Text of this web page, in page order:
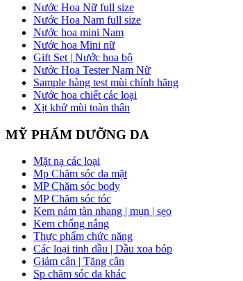
Nước Hoa Nữ full size
Nước Hoa Nam full size
Nước hoa mini Nam
Nước hoa Mini nữ
Gift Set | Nước hoa bộ
Nước Hoa Tester Nam Nữ
Sample hàng test mùi chính hãng
Nước hoa chiết các loại
Xịt khử mùi toàn thân
MỸ PHẨM DƯỠNG DA
Mặt nạ các loại
Mp Chăm sóc da mặt
MP Chăm sóc body
MP Chăm sóc tóc
Kem nám tàn nhang | mụn | sẹo
Kem chống nắng
Thực phẩm chức năng
Các loại tinh dầu | Dầu xoa bóp
Giảm cân | Tăng cân
Sp chăm sóc da khác